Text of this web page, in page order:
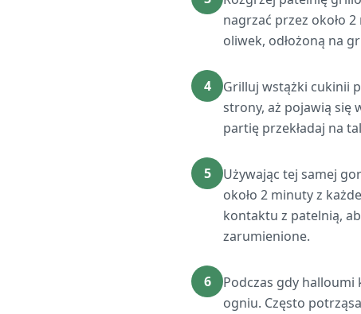
nagrzać przez około
oliwek, odłożoną na
4
Grilluj wstążki cukinii
strony, aż pojawią się
partię przekładaj na
5
Używając tej samej
około 2 minuty z
kontaktu z patelnią,
zarumienione.
6
Podczas gdy
ogniu. Często